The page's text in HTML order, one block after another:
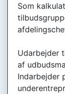
Som
Udarbejder
af
Indarbejder